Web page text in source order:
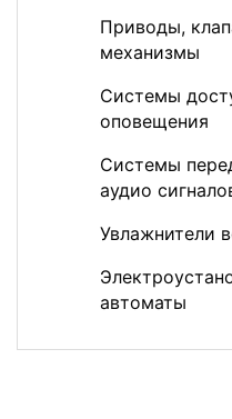
Приводы,
механизмы
Системы
оповещения
Системы
аудио
Увлажнители
автоматы